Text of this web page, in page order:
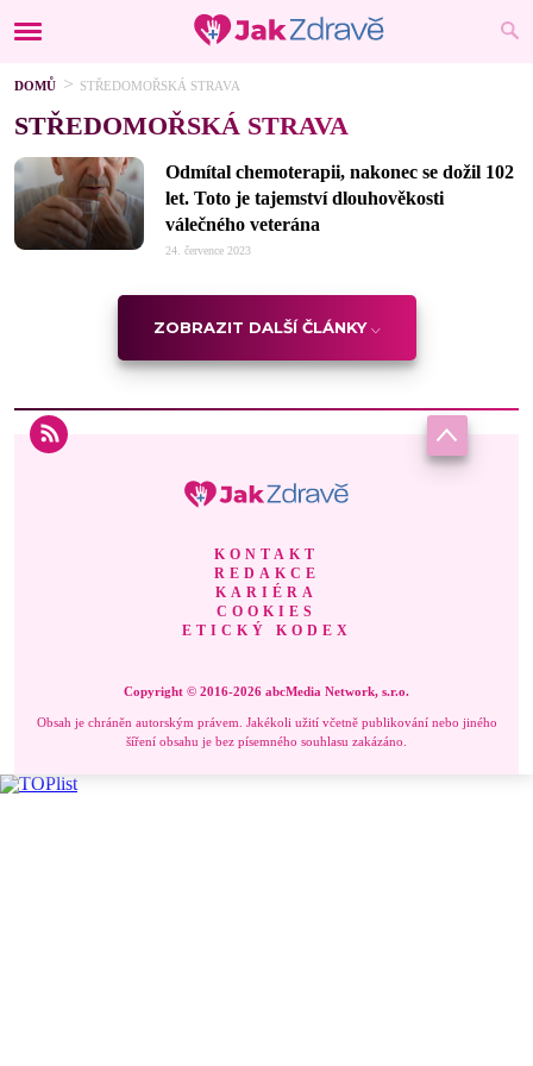
DOMŮ STŘEDOMOŘSKÁ STRAVA
STŘEDOMOŘSKÁ STRAVA
Odmítal chemoterapii, nakonec se dožil 102
let. Toto je tajemství dlouhověkosti
válečného veterána
24. července 2023
ZOBRAZIT DALŠÍ ČLÁNKY
KONTAKT
REDAKCE
KARIÉRA
COOKIES
ETICKÝ KODEX
Copyright © 2016-2026 abcMedia Network, s.r.o.
Obsah je chráněn autorským právem. Jakékoli užití včetně publikování nebo jiného
šíření obsahu je bez písemného souhlasu zakázáno.